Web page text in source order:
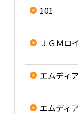
101
ＪＧＭロ
エムディ
エムディ